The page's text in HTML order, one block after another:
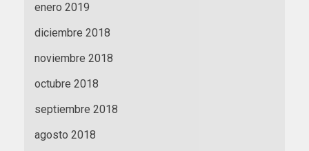
enero 2019
diciembre 2018
noviembre 2018
octubre 2018
septiembre 2018
agosto 2018